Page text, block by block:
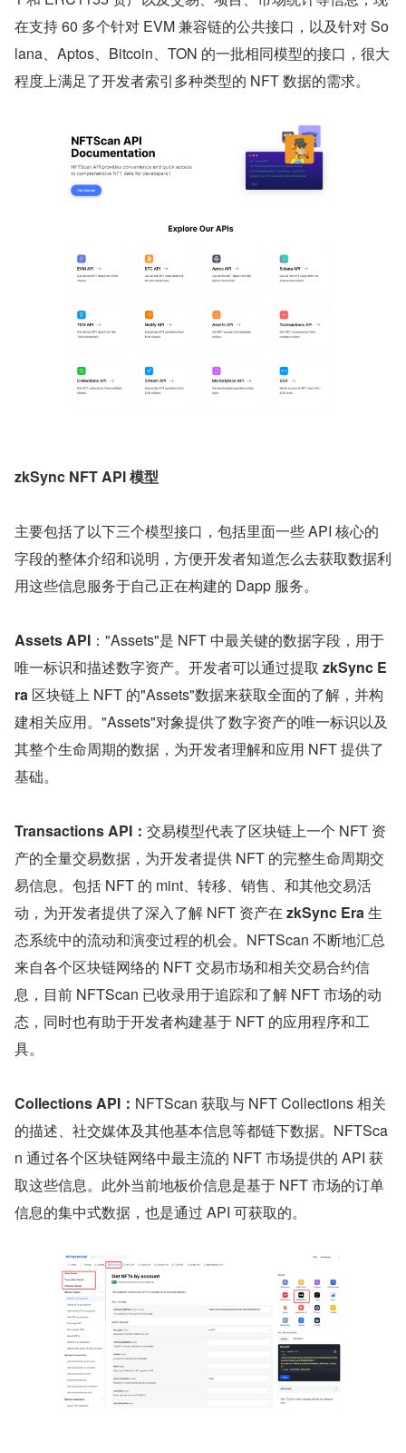
在支持 60 多个针对 EVM 兼容链的公共接口，以及针对 So
lana、Aptos、Bitcoin、TON 的一批相同模型的接口，很大
程度上满足了开发者索引多种类型的 NFT 数据的需求。
zkSync NFT API 模型
主要包括了以下三个模型接口，包括里面一些 API 核心的
字段的整体介绍和说明，方便开发者知道怎么去获取数据利
用这些信息服务于自己正在构建的 Dapp 服务。
Assets API ："Assets"是 NFT 中最关键的数据字段，用于
唯一标识和描述数字资产。开发者可以通过提取 zkSync E
ra 区块链上 NFT 的"Assets"数据来获取全面的了解，并构
建相关应用。"Assets"对象提供了数字资产的唯一标识以及
其整个生命周期的数据，为开发者理解和应用 NFT 提供了
基础。
Transactions API： 交易模型代表了区块链上一个 NFT 资
产的全量交易数据，为开发者提供 NFT 的完整生命周期交
易信息。包括 NFT 的 mint、转移、销售、和其他交易活
动，为开发者提供了深入了解 NFT 资产在 zkSync Era 生
态系统中的流动和演变过程的机会。NFTScan 不断地汇总
来自各个区块链网络的 NFT 交易市场和相关交易合约信
息，目前 NFTScan 已收录用于追踪和了解 NFT 市场的动
态，同时也有助于开发者构建基于 NFT 的应用程序和工
具。
Collections API： NFTScan 获取与 NFT Collections 相关
的描述、社交媒体及其他基本信息等都链下数据。NFTSca
n 通过各个区块链网络中最主流的 NFT 市场提供的 API 获
取这些信息。此外当前地板价信息是基于 NFT 市场的订单
信息的集中式数据，也是通过 API 可获取的。